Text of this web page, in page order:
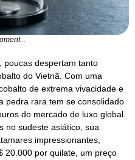
poucas despertam tanto
do Vietnã. Com uma
de extrema vivacidade e
pedra rara tem se consolidado
do mercado de luxo global.
no sudeste asiático, sua
impressionantes,
20.000 por quilate, um preço